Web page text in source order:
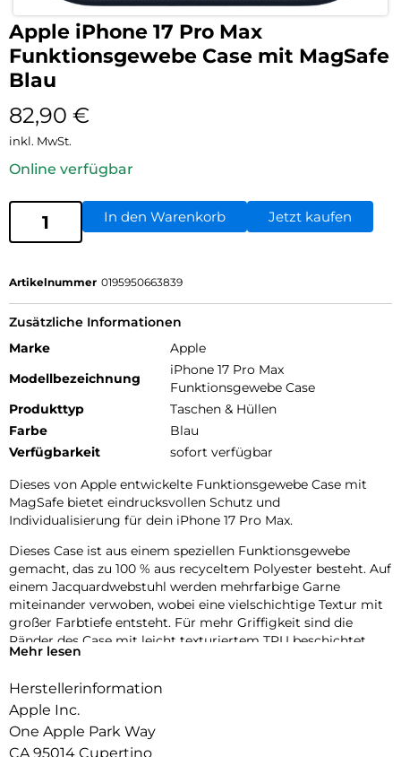
Apple iPhone 17 Pro Max
Funktionsgewebe Case mit MagSafe
Blau
82,90 €
inkl. MwSt.
Online verfügbar
In den Warenkorb Jetzt kaufen
Artikelnummer 0195950663839
Zusätzliche Informationen
Marke
Apple
Modellbezeichnung
iPhone 17 Pro Max
Funktionsgewebe Case
Produkttyp
Taschen & Hüllen
Farbe
Blau
Verfügbarkeit
sofort verfügbar
Dieses von Apple entwickelte Funktions­gewebe Case mit
MagSafe bietet eindrucks­vollen Schutz und
Individualisierung für dein iPhone 17 Pro Max.
Dieses Case ist aus einem speziellen Funktions­gewebe
gemacht, das zu 100 % aus recyceltem Polyester besteht. Auf
einem Jacquard­webstuhl werden mehrfarbige Garne
miteinander verwoben, wobei eine vielschichtige Textur mit
großer Farbtiefe entsteht. Für mehr Griffigkeit sind die
Ränder des Case mit leicht texturiertem TPU beschichtet.
Die Tasten aus elegantem eloxiertem Aluminium sorgen für
Mit zwei Verbindungs­punkten lässt sich dieses Case sicher
am Crossbody Band befestigen. So kannst du dein iPhone
entspannt freihändig tragen.
Mehr lesen
Herstellerinformation
Apple Inc.
One Apple Park Way
CA 95014 Cupertino